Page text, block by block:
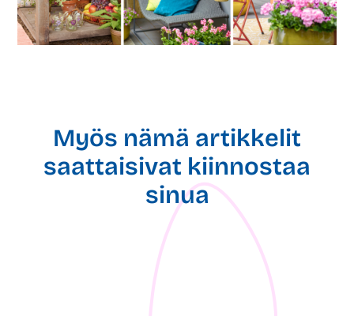
Myös nämä artikkelit
saattaisivat kiinnostaa
sinua